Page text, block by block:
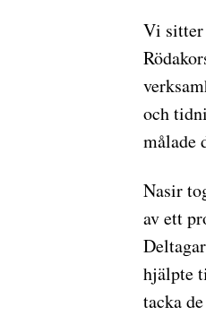
Vi sitter
och
målade
Nasir
av ett
hjälpte
tacka